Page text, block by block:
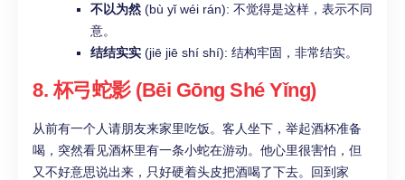
不以为然 (bù yǐ wéi rán): 不觉得是这样，表示不同
意。
结结实实 (jiē jiē shí shí): 结构牢固，非常结实。
8. 杯弓蛇影 (Bēi Gōng Shé Yǐng)
从前有一个人请朋友来家里吃饭。客人坐下，举起酒杯准备
喝，突然看见酒杯里有一条小蛇在游动。他心里很害怕，但
又不好意思说出来，只好硬着头皮把酒喝了下去。回到家